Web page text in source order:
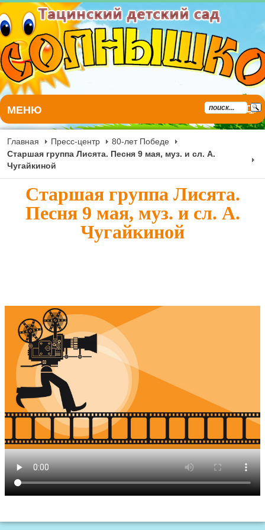
МЕНЮ
Главная Пресс-центр
80-лет Победе
Старшая группа Лисята. Песня 9 мая, муз. и сл. А.
Чугайкиной
Старшая группа Лисята.
Песня 9 мая, муз. и сл. А.
Чугайкиной